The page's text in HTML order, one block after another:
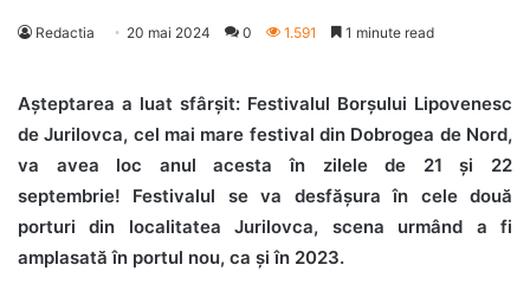
Redactia 20 mai 2024 0 1.591 1 minute read
Așteptarea a luat sfârșit: Festivalul Borșului Lipovenesc
de Jurilovca, cel mai mare festival din Dobrogea de Nord,
va avea loc anul acesta în zilele de 21 și 22
septembrie! Festivalul se va desfășura în cele două
porturi din localitatea Jurilovca, scena urmând a fi
amplasată în portul nou, ca și în 2023.